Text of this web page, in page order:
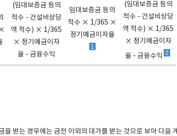
(임대보증금 등의
적수 - 건설비상당
액 적수) × 1/365
× 정기예금이자
율 - 금융수익
임대보증금 등의
적수 × 1/365 ×
정기예금이자율
1
(임대보증금 등의
적수 - 건설비상당
액 적수) × 1/365
× 정기예금이자
율 - 금융수익 2
받는 경우에는 금전 이외의 대가를 받는 것으로 보아 다음 계